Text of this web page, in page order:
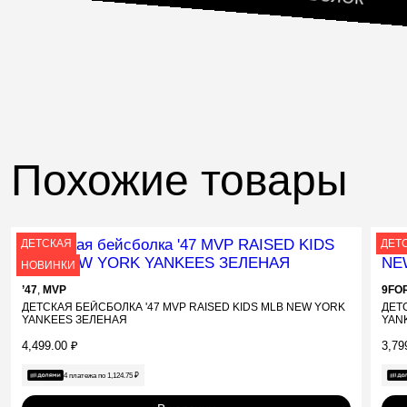
Похожие товары
ДЕТСКАЯ
НОВИНКИ
’47, MVP
ДЕТСКАЯ БЕЙСБОЛКА '47 MVP RAISED KIDS MLB NEW YORK
YANKEES ЗЕЛЕНАЯ
4,499.00 ₽
4 платежа по 1,124.75 ₽